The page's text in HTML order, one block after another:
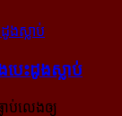
េះ​ដូង​ស្លាប់
ាប់លេងឲ្យ